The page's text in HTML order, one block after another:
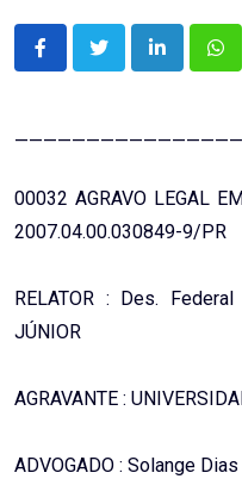
LinkedIn
00032 AGRAVO LEGAL
2007.04.00.030849-9/PR
RELATOR : Des.
JÚNIOR
AGRAVANTE :
ADVOGADO : Solange